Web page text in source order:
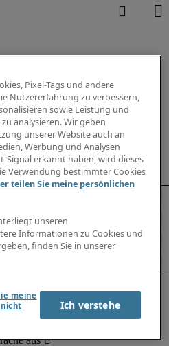
Pixel-Tags und andere
Nutzererfahrung zu verbessern,
sowie Leistung und
analysieren. Wir geben
unserer Website auch an
Werbung und Analysen
Signal erkannt haben, wird dieses
Verwendung bestimmter Cookies
teilen Sie meine persönlichen
unseren
Informationen zu Cookies und
finden Sie in unserer
meine
Ich verstehe